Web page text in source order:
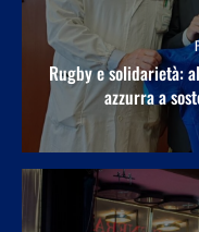
Rugby e solidarietà:
azzurra a